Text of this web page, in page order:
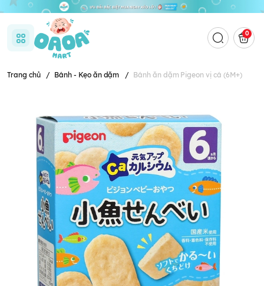
0
Trang chủ / Bánh - Kẹo ăn dặm / Bánh ăn dặm Pigeon vị cá (6M+)